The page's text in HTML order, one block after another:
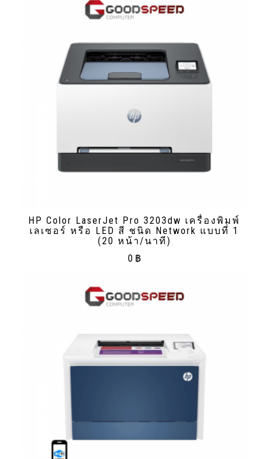
HP Color LaserJet Pro 3203dw เครื่องพิมพ์
เลเซอร์ หรือ LED สี ชนิด Network แบบที่ 1
(20 หน้า/นาที)
0 ฿